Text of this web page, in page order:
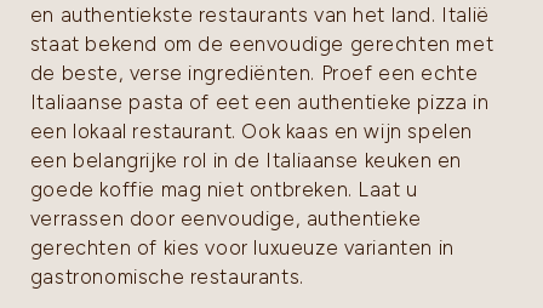
en authentiekste restaurants van het land. Italië
staat bekend om de eenvoudige gerechten met
de beste, verse ingrediënten. Proef een echte
Italiaanse pasta of eet een authentieke pizza in
een lokaal restaurant. Ook kaas en wijn spelen
een belangrijke rol in de Italiaanse keuken en
goede koffie mag niet ontbreken. Laat u
verrassen door eenvoudige, authentieke
gerechten of kies voor luxueuze varianten in
gastronomische restaurants.